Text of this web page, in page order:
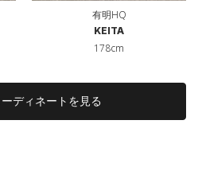
有明HQ
KEITA
178cm
ディネートを見る